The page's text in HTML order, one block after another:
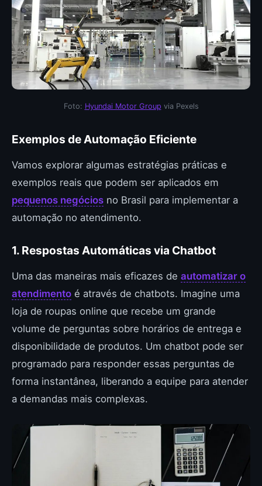
Foto: Hyundai Motor Group via Pexels
Exemplos de Automação Eficiente
Vamos explorar algumas estratégias práticas e
exemplos reais que podem ser aplicados em
pequenos negócios no Brasil para implementar a
automação no atendimento.
1. Respostas Automáticas via Chatbot
Uma das maneiras mais eficazes de automatizar o
atendimento é através de chatbots. Imagine uma
loja de roupas online que recebe um grande
volume de perguntas sobre horários de entrega e
disponibilidade de produtos. Um chatbot pode ser
programado para responder essas perguntas de
forma instantânea, liberando a equipe para atender
a demandas mais complexas.